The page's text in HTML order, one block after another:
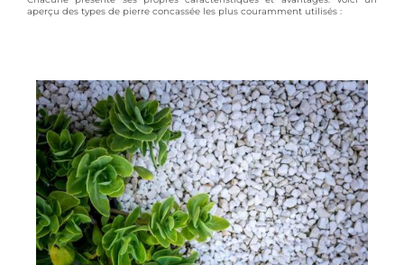
aperçu des types de pierre concassée les plus couramment utilisés :